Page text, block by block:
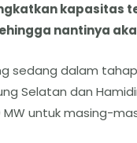
kapasitas
nantinya
sedang dalam
Selatan dan
untuk masing-